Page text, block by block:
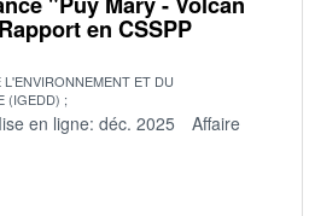
en CSSPP
ET DU
(IGEDD)
en ligne: déc. 2025
Affaire